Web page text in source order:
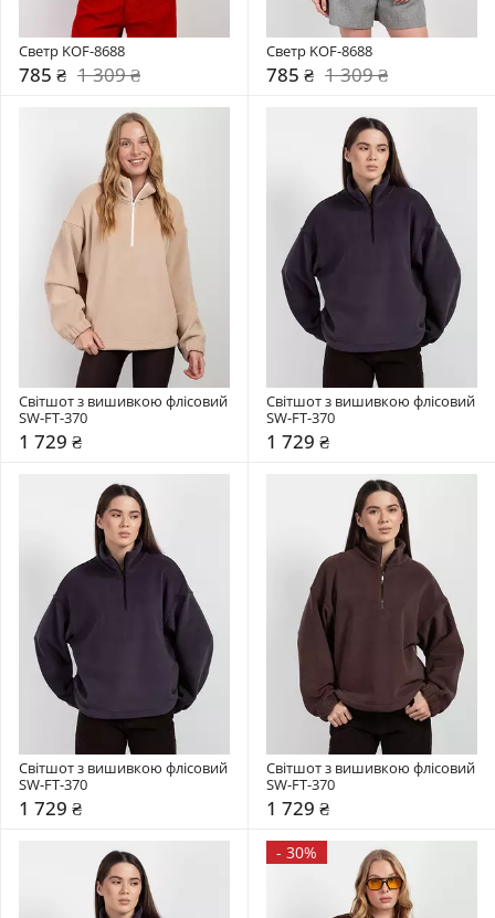
Светр KOF-8688
785 ₴ 1 309 ₴
Светр KOF-8688
785 ₴ 1 309 ₴
Світшот з вишивкою флісовий
SW-FT-370
1 729 ₴
Світшот з вишивкою флісовий
SW-FT-370
1 729 ₴
Світшот з вишивкою флісовий
SW-FT-370
1 729 ₴
Світшот з вишивкою флісовий
SW-FT-370
1 729 ₴
- 30%